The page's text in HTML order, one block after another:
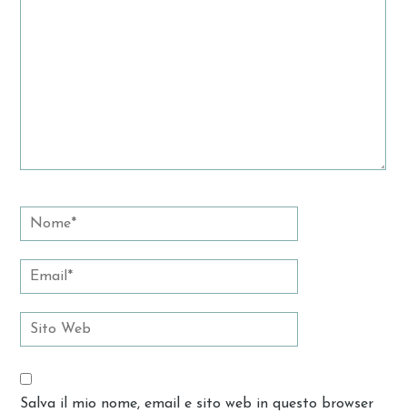
Salva il mio nome, email e sito web in questo browser